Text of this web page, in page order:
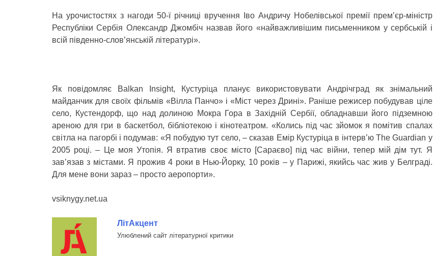
На урочистостях з нагоди 50-ї річниці вручення Іво Андричу Нобелівської премії прем’єр-міністр
Республіки Сербія Олександр Джомбіч назвав його «найважливішим письменником у сербській і
всій південно-слов’янській літературі».
Як повідомляє Balkan Insight, Кустуріца планує використовувати Андрічград як знімальний
майданчик для своїх фільмів «Вілла Панчо» і «Міст через Дрині». Раніше режисер побудував ціле
село, Кустендорф, що над долиною Мокра Гора в Західній Сербії, обладнавши його підземною
ареною для гри в баскетбол, бібліотекою і кінотеатром. «Колись під час зйомок я помітив спалах
світла на пагорбі і подумав: «Я побудую тут село, – сказав Емір Кустуріца в інтерв’ю The Guardian у
2005 році. – Це моя Утопія. Я втратив своє місто [Сараєво] під час війни, тепер мій дім тут. Я
зав’язав з містами. Я прожив 4 роки в Нью-Йорку, 10 років – у Парижі, якийсь час жив у Белграді.
Для мене вони зараз – просто аеропорти».
vsiknygy.net.ua
ЛітАкцент
Улюблений сайт літературної критики